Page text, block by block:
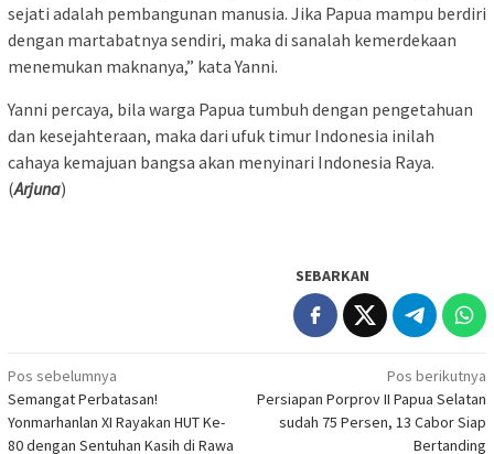
sejati adalah pembangunan manusia. Jika Papua mampu berdiri
dengan martabatnya sendiri, maka di sanalah kemerdekaan
menemukan maknanya,” kata Yanni.
Yanni percaya, bila warga Papua tumbuh dengan pengetahuan
dan kesejahteraan, maka dari ufuk timur Indonesia inilah
cahaya kemajuan bangsa akan menyinari Indonesia Raya.
(Arjuna)
SEBARKAN
Navigasi
pos
Pos sebelumnya
Semangat Perbatasan!
Yonmarhanlan XI Rayakan HUT Ke-
80 dengan Sentuhan Kasih di Rawa
Pos berikutnya
Persiapan Porprov II Papua Selatan
sudah 75 Persen, 13 Cabor Siap
Bertanding